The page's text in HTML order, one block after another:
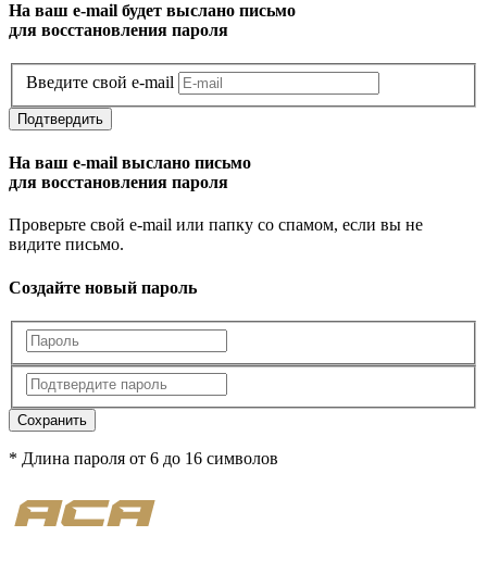
На ваш e-mail будет выслано письмо
для восстановления пароля
Введите свой e-mail
Подтвердить
На ваш e-mail выслано письмо
для восстановления пароля
Проверьте свой e-mail или папку со спамом, если вы не
видите письмо.
Создайте новый пароль
Сохранить
* Длина пароля от 6 до 16 символов